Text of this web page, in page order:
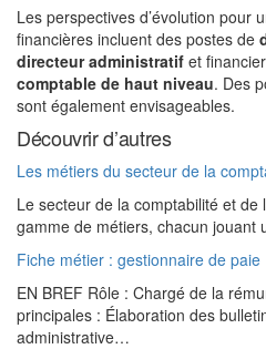
Les perspectives d’évolution pour
financières incluent des postes de
directeur administratif et
comptable de haut niveau. Des
sont également envisageables.
Découvrir d’autres
Les métiers du secteur de la
Le secteur de la comptabilité et de
gamme de métiers, chacun jouant
Fiche métier : gestionnaire de paie
EN BREF Rôle : Chargé de la
principales : Élaboration des
administrative…